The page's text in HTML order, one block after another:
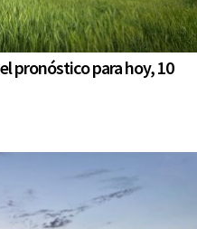
pronóstico para hoy, 10